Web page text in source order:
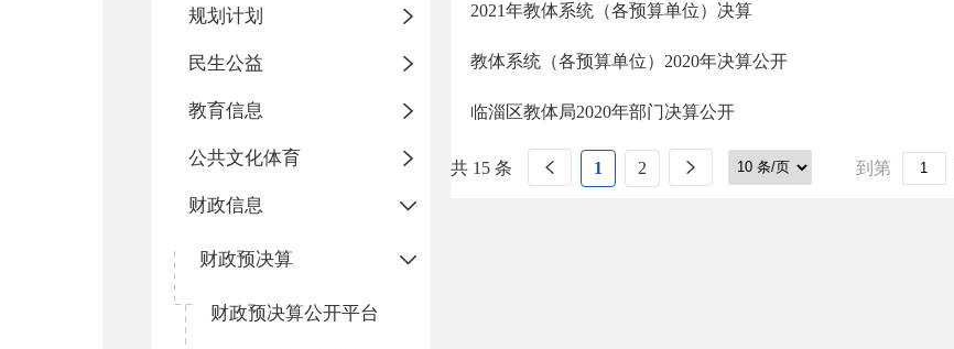
规划计划
民生公益
教育信息
公共文化体育
财政信息
财政预决算
财政预决算公开平台
2021年教体系统（各预算单位）决算
教体系统（各预算单位）2020年决算公开
临淄区教体局2020年部门决算公开
共 15 条 1 2 到第